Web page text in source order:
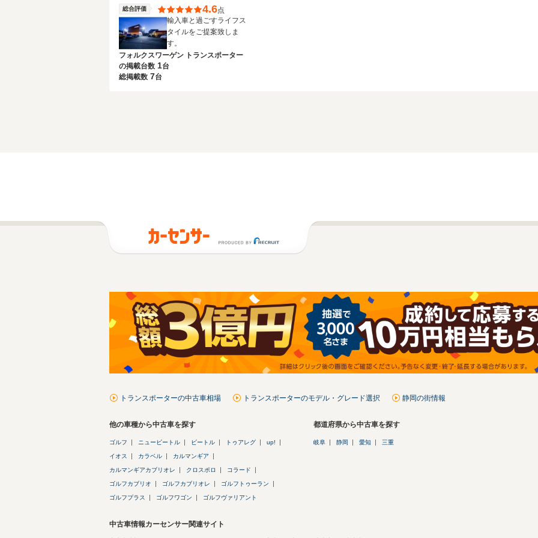
総合評価 4.6点
輸入車と過ごすライフス
タイルをご提案致しま
す。
フォルクスワーゲン トランスポーター
の掲載台数 1台
総掲載数 7台
トランスポーターの中古車相場 トランスポーターのモデル・グレード選択 静岡の街情報
他の車種から中古車を探す
ゴルフ ニュービートル ビートル トゥアレグ up!
イオス カラベル カルマンギア
カルマンギアカブリオレ クロスポロ コラード
ゴルフカブリオ ゴルフカブリオレ ゴルフトゥーラン
ゴルフプラス ゴルフワゴン ゴルフヴァリアント
都道府県から中古車を探す
岐阜 静岡 愛知 三重
中古車情報カーセンサー関連サイト